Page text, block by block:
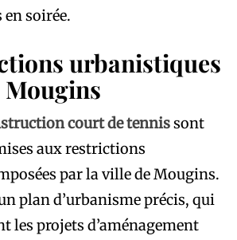
soirée.
urbanistiques
Mougins
court de tennissont
aux restrictions
par la ville de Mougins.
plan d’urbanisme précis, qui
les projets d’aménagement